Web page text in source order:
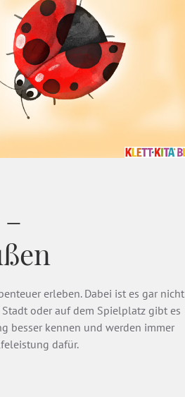
erleben. Dabei ist es gar nicht
oder auf dem Spielplatz gibt es
besser kennen und werden immer
dafür.